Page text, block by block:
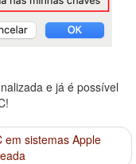
e já é possível
em sistemas Apple